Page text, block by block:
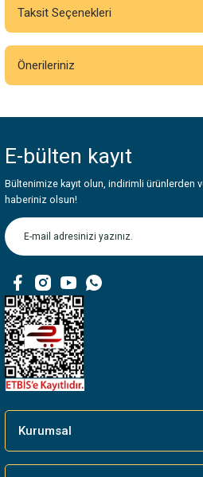
Bu ürüne ilk yorumu
Taksit Seçenekleri
Önerileriniz
Görüş ve önerileriniz için teşekkür ederiz.
Ürün resmi kalitesiz, bozuk veya
Ürün açıklamasında eksik bilgiler
Ürün bilgilerinde hatalar bulunuyor.
Bu ürüne benzer farklı alternatifler
E-bülten kayıt
Bültenimize kayıt olun, indirimli ürünlerden
haberiniz olsun!
Kurumsal